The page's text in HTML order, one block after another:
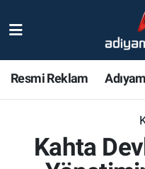
Resmi Reklam
Kahta
Magazin
Nöbetçi Eczaneler
Adiyaman Namaz
Trafik Durumu